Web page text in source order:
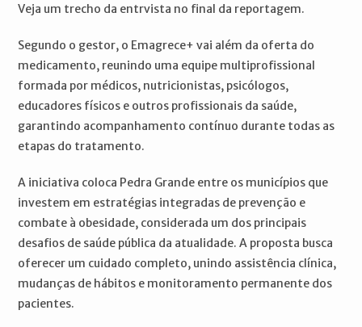
Veja um trecho da entrvista no final da reportagem.
Segundo o gestor, o Emagrece+ vai além da oferta do
medicamento, reunindo uma equipe multiprofissional
formada por médicos, nutricionistas, psicólogos,
educadores físicos e outros profissionais da saúde,
garantindo acompanhamento contínuo durante todas as
etapas do tratamento.
A iniciativa coloca Pedra Grande entre os municípios que
investem em estratégias integradas de prevenção e
combate à obesidade, considerada um dos principais
desafios de saúde pública da atualidade. A proposta busca
oferecer um cuidado completo, unindo assistência clínica,
mudanças de hábitos e monitoramento permanente dos
pacientes.